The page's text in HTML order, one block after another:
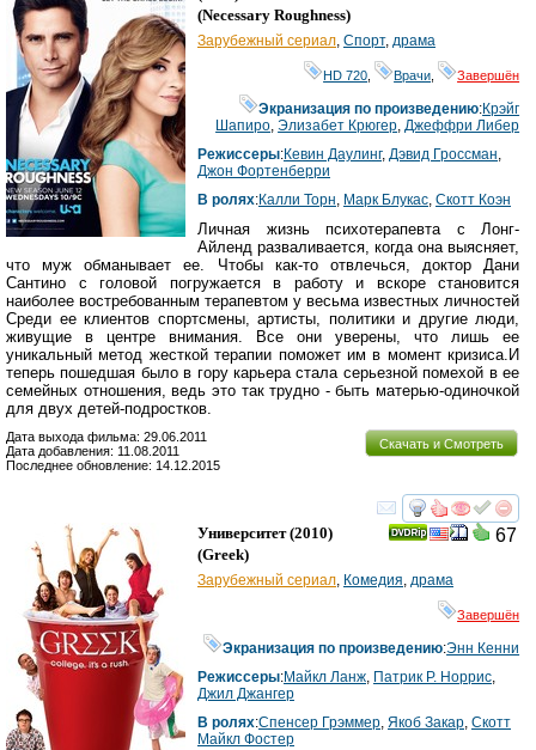
(Necessary Roughness)
Зарубежный сериал Спорт, драма
HD 720 Врачи Завершён
Экранизация по произведению:Крэйг
Шапиро ,Элизабет Крюгер Джеффри Либер
Режиссеры:Кевин Даулинг, Дэвид Гроссман
Джон Фортенберри
В ролях:Калли Торн Марк Блукас Скотт Коэн
Личная жизнь психотерапевта с Лонг-
Айленд разваливается, когда она выясняет,
что муж обманывает ее. Чтобы как-то отвлечься, доктор Дани
Сантино с головой погружается в работу и вскоре становится
наиболее востребованным терапевтом у весьма известных личностей
Среди ее клиентов спортсмены, артисты, политики и другие люди,
живущие в центре внимания. Все они уверены, что лишь ее
уникальный метод жесткой терапии поможет им в момент кризиса.И
теперь пошедшая было в гору карьера стала серьезной помехой в ее
семейных отношения, ведь это так трудно - быть матерью-одиночкой
для двух детей-подростков.
Скачать и Смотреть
Дата выхода фильма: 29.06.2011
Дата добавления: 11.08.2011
Последнее обновление: 14.12.2015
смотреть
67
Университет(2010)
(Greek)
Зарубежный сериал, Комедия, драма
Завершён
Экранизация по произведению:Энн Кенни
Режиссеры:Майкл Ланж, Патрик Р. Норрис,
Джил Джангер
В ролях:Спенсер Грэммер, Якоб Закар, Скотт
Майкл Фостер